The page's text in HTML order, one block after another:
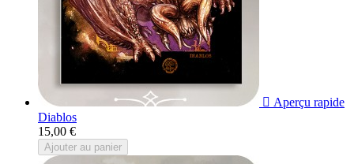
 Aperçu rapide
Diablos
15,00 €
Ajouter au panier